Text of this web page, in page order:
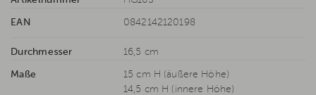
EAN 0842142120198
Durchmesser 16,5 cm
Maße
15 cm H (äußere Höhe)
14,5 cm H (innere Höhe)